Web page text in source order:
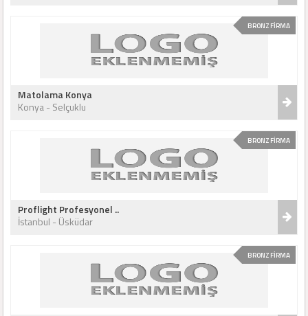
BRONZ FİRMA
Matolama Konya
Konya - Selçuklu
BRONZ FİRMA
Proflight Profesyonel ..
İstanbul - Üsküdar
BRONZ FİRMA